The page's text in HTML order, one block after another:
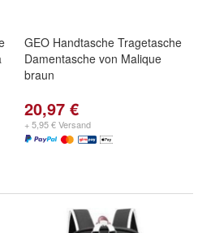
GEO Handtasche Tragetasche
Damentasche von Malique
braun
20,97 €
+ 5,95 € Versand